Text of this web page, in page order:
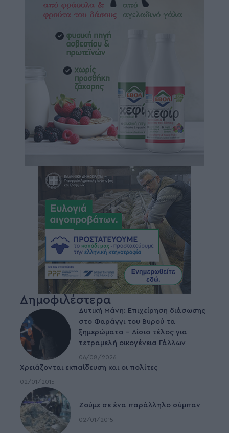
Δημοφιλέστερα
Δυτική Μάνη: Επιχείρηση διάσωσης
στο Φαράγγι του Βυρού τα
ξημερώματα – Αίσιο τέλος για
τετραμελή οικογένεια Γάλλων
06/08/2026
Χρειάζονται εκπαίδευση και οι πολίτες
02/01/2015
Ζούμε σε ένα παράλληλο σύμπαν
02/01/2015